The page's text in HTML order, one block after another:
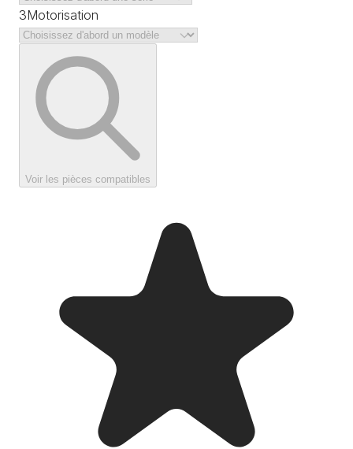
3Motorisation
Voir les pièces compatibles